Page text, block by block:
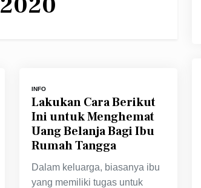
INFO
Lakukan Cara Berikut
Ini untuk Menghemat
Uang Belanja Bagi Ibu
Rumah Tangga
Dalam keluarga, biasanya ibu
yang memiliki tugas untuk